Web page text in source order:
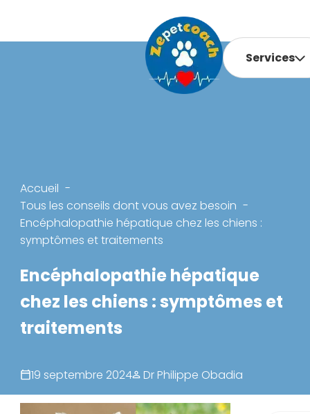
Services
Accueil
Tous les conseils dont vous avez besoin
Encéphalopathie hépatique chez les chiens :
symptômes et traitements
Encéphalopathie hépatique
chez les chiens : symptômes et
traitements
19 septembre 2024 Dr Philippe Obadia